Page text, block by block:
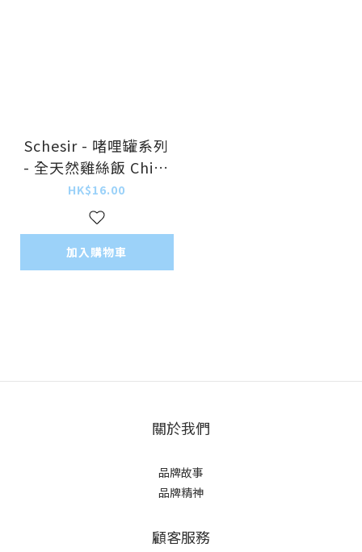
Schesir - 啫哩罐系列
- 全天然雞絲飯 Chick
en in Jelly 85g (每買
14罐@$15.2, 28罐@
$14.5, 56罐@$14可混
同價Schesir罐)
HK$16.00
加入購物車
關於我們
品牌故事
品牌精神
顧客服務